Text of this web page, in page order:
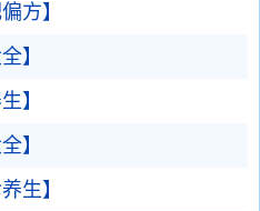
方】
】
】
】
生】